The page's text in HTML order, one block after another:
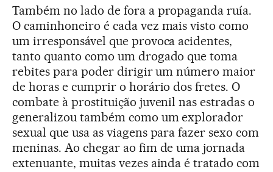
Também no lado de fora a propaganda ruía.
O caminhoneiro é cada vez mais visto como
um irresponsável que provoca acidentes,
tanto quanto como um drogado que toma
rebites para poder dirigir um número maior
de horas e cumprir o horário dos fretes. O
combate à prostituição juvenil nas estradas o
generalizou também como um explorador
sexual que usa as viagens para fazer sexo com
meninas. Ao chegar ao fim de uma jornada
extenuante, muitas vezes ainda é tratado com